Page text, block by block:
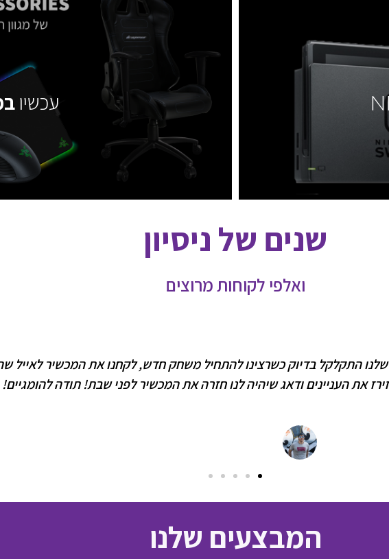
עכשיו
שנים של ניסיון
ואלפי לקוחות מרוצים
קניה פשוטה מהירה וקלה. קניתי פלייסטיישן 4 סלים ג'יגה וביום למחרת הגעתי לאסוף. בעל
אדיבות ומקצועיות ואפילו הציע לי הנחות על משחקים כי אני כבר לקוח.
גלעד
רכש קונסולה Sony PlayStation 4 SLIM 500GB
המבצעים שלנו